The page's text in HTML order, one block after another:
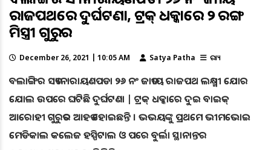
ରାଜପଥରେ ଦୁର୍ଘଟଣା, ଟ୍ରକ୍ ଧକ୍କାରେ ୨ ରଙ୍ଗ
ମିସ୍ତ୍ରୀ ଗୁରୁତର
December 26, 2021 | 10:05 AM Satya Patha ରାଜ୍ୟ
ବଲାଙ୍ଗିର ସତ୍ୟନାରାୟଣପଡା ୨୬ ନଂ ଜାତୀୟ ରାଜପଥ ଲକ୍ଷ୍ମୀ ଯୋର
ଯୋଲ ଉପରେ ଘଟିଛି ଦୁର୍ଘଟଣା | ଟ୍ରକ୍ ଧକ୍କାରେ ଦୁଇ ବାଇକ୍
ଆରୋହୀ ଗୁରୁତର ଆହତ ହୋଇଛନ୍ତି । ଭଭୟଙ୍କୁ ପ୍ରଥମେ ଭୀମଭୋଇ
ମେଡିକାଲ କଲେଜ ହସ୍ପିଟାଲ ଓ ପରେ ବୁର୍ଲା ସ୍ଥାନାନ୍ତର